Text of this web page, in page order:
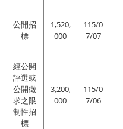
公開招
標
1,520,
000
115/0
7/07
經公開
評選或
公開徵
求之限
制性招
標
3,200,
000
115/0
7/06